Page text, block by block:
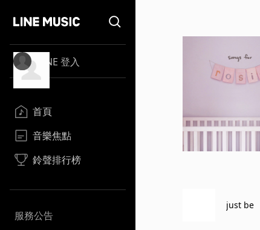
LINE 登入
首頁
音樂焦點
鈴聲排行榜
服務公告
just be